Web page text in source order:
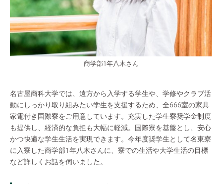
商学部1年八木さん
名古屋商科大学では、遠方から入学する学生や、学修やクラブ活
動にしっかり取り組みたい学生を支援するため、全666室の家具
家電付き国際寮をご用意しています。充実した学生寮奨学金制度
も提供し、経済的な負担も大幅に軽減。国際寮を基盤とし、安心
かつ快適な学生生活を実現できます。今年度奨学生として名東寮
に入寮した商学部1年八木さんに、寮での生活や大学生活の目標
など詳しくお話を伺いました。